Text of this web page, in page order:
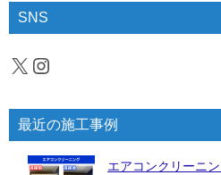
SNS
X Instagram
最近の施工事例
エアコンクリーニ